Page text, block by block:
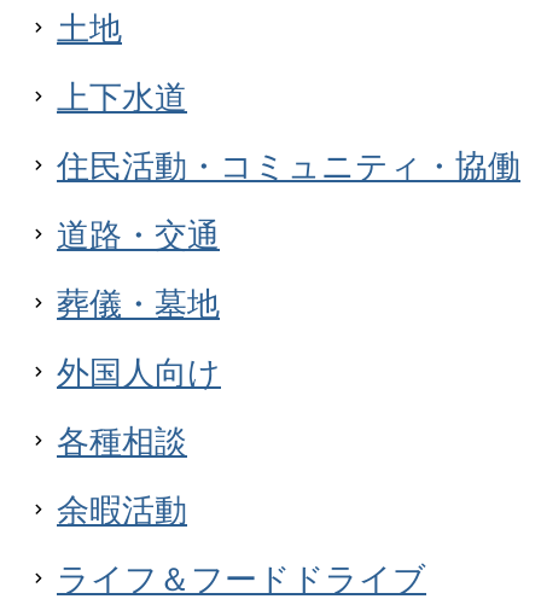
土地
上下水道
住民活動・コミュニティ・協働
道路・交通
葬儀・墓地
外国人向け
各種相談
余暇活動
ライフ＆フードドライブ